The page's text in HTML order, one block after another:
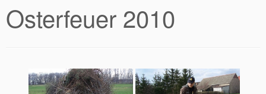
Osterfeuer 2010